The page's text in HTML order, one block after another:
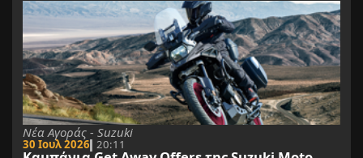
Νέα Αγοράς - Suzuki
30 Ιουλ 2026 20:11